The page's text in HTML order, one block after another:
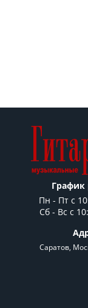
График
Пн - Пт c
Сб - Вс с
Саратов,